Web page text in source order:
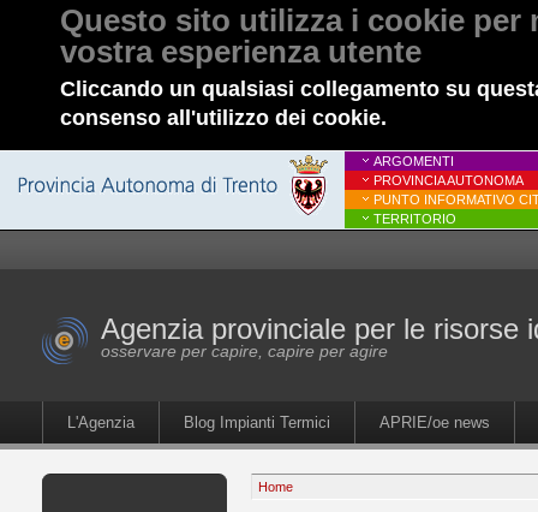
Questo sito utilizza i cookie per
vostra esperienza utente
Cliccando un qualsiasi collegamento su
consenso all'utilizzo dei cookie.
ARGOMENTI
PROVINCIA AUTONOMA
PUNTO INFORMATIVO
TERRITORIO
Agenzia provinciale per le risorse
osservare per capire, capire per agire
L'Agenzia Blog Impianti Termici APRIE/oe news
Home